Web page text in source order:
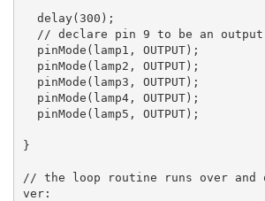
}
// the loop routine runs over and
ver: